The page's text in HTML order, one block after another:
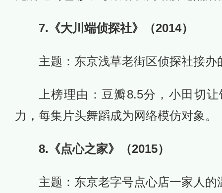
7.《大川端侦探社》（2014）
主题：东京浅草老街区侦探社接办
上榜理由：豆瓣8.5分，小田切
力，每集片头舞蹈成为网络模仿对象。
8.《点心之家》（2015）
主题：东京老字号点心店一家人的